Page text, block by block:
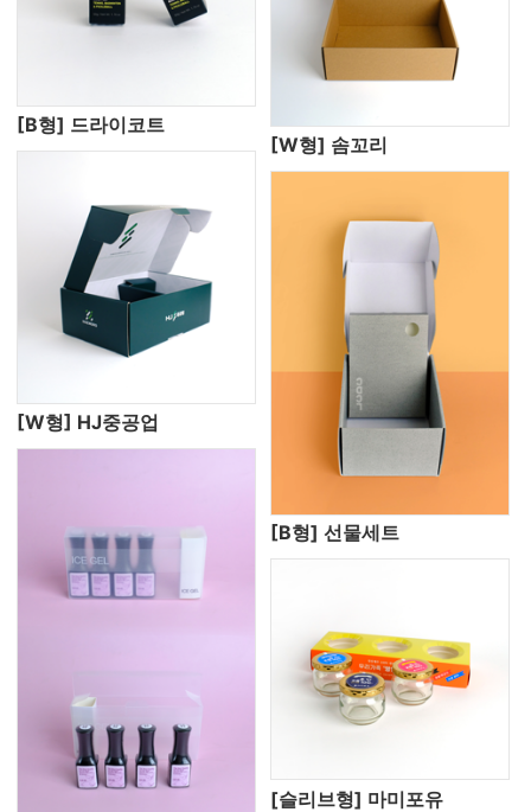
[B형] 드라이코트
[W형] 솜꼬리
[W형] HJ중공업
[B형] 선물세트
[슬리브형] 마미포유